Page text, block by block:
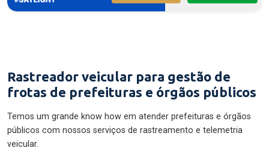
Rastreador veicular para gestão de
frotas de prefeituras e órgãos públicos
Temos um grande know how em atender prefeituras e órgãos
públicos com nossos serviços de rastreamento e telemetria
veicular.